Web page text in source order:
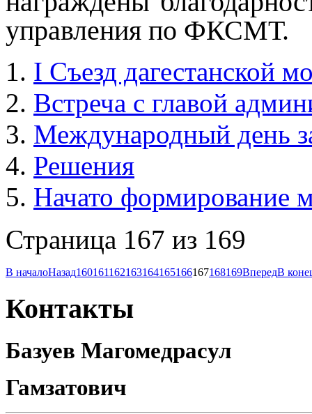
управления по ФКСМТ.
I Съезд дагестанской
Встреча с главой
Международный день
Решения
Начато формирование
Страница 167 из 169
В началоНазад160161162163164165166167168169ВпередВ
Контакты
Базуев Магомедрасул
Гамзатович